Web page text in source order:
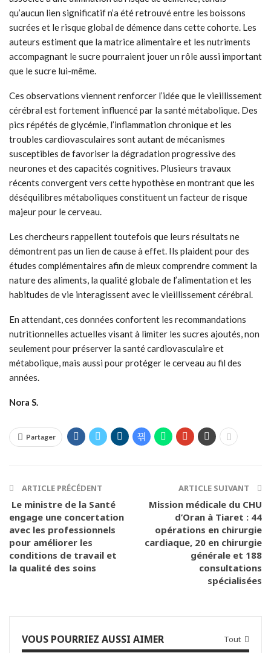
qu’aucun lien significatif n’a été retrouvé entre les boissons
sucrées et le risque global de démence dans cette cohorte. Les
auteurs estiment que la matrice alimentaire et les nutriments
accompagnant le sucre pourraient jouer un rôle aussi important
que le sucre lui-même.
Ces observations viennent renforcer l’idée que le vieillissement
cérébral est fortement influencé par la santé métabolique. Des
pics répétés de glycémie, l’inflammation chronique et les
troubles cardiovasculaires sont autant de mécanismes
susceptibles de favoriser la dégradation progressive des
neurones et des capacités cognitives. Plusieurs travaux
récents convergent vers cette hypothèse en montrant que les
déséquilibres métaboliques constituent un facteur de risque
majeur pour le cerveau.
Les chercheurs rappellent toutefois que leurs résultats ne
démontrent pas un lien de cause à effet. Ils plaident pour des
études complémentaires afin de mieux comprendre comment la
nature des aliments, la qualité globale de l’alimentation et les
habitudes de vie interagissent avec le vieillissement cérébral.
En attendant, ces données confortent les recommandations
nutritionnelles actuelles visant à limiter les sucres ajoutés, non
seulement pour préserver la santé cardiovasculaire et
métabolique, mais aussi pour protéger le cerveau au fil des
années.
Nora S.
Partager
ARTICLE PRÉCÉDENT
Le ministre de la Santé
engage une concertation
avec les professionnels
pour améliorer les
conditions de travail et
la qualité des soins
ARTICLE SUIVANT
Mission médicale du CHU
d’Oran à Tiaret : 44
opérations en chirurgie
cardiaque, 20 en chirurgie
générale et 188
consultations
spécialisées
Tout
VOUS POURRIEZ AUSSI AIMER